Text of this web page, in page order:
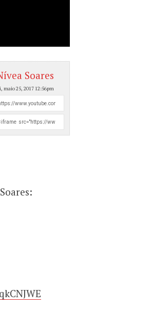
Soares
maio 25, 2017 12:56pm